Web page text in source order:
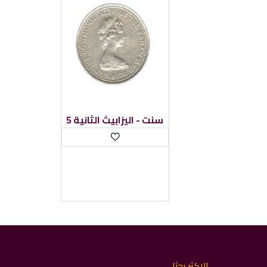
5 سنت - اليزابيث الثانية